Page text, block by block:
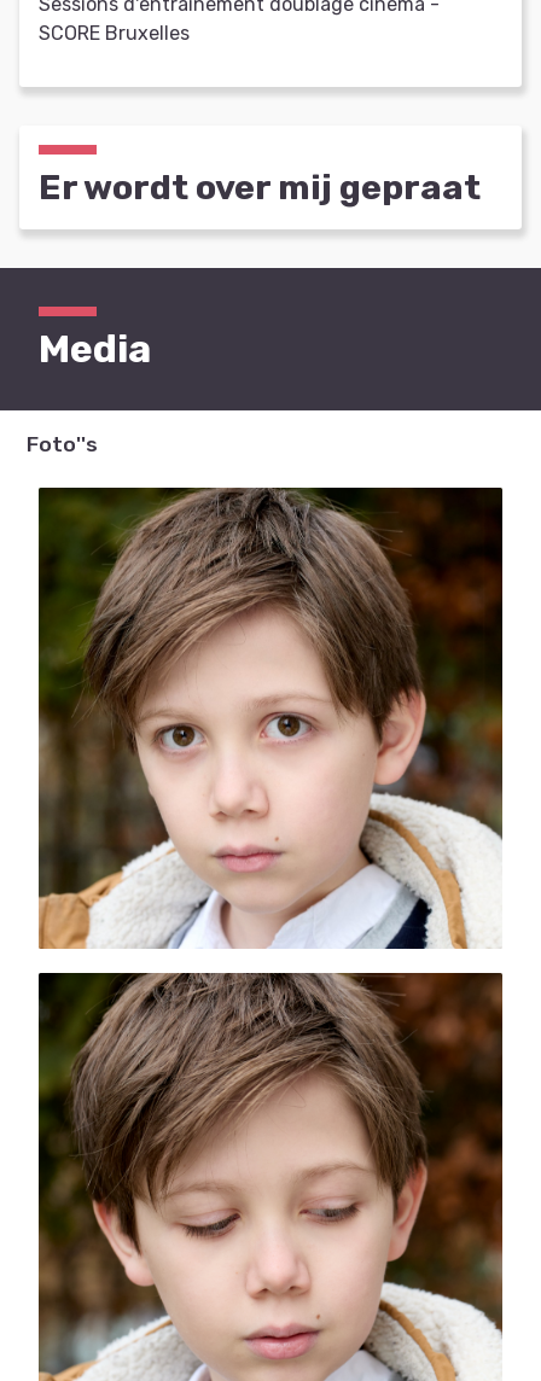
Sessions d'entraînement doublage cinéma -
SCORE Bruxelles
Er wordt over mij gepraat
Media
Foto''s